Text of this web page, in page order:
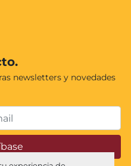
newsletters y novedades